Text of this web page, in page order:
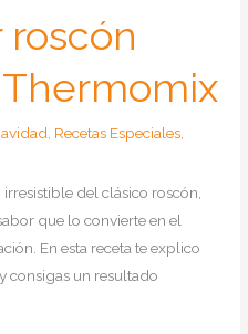
Recetas Especiales
del clásico roscón,
que lo convierte en el
En esta receta te explico
consigas un resultado